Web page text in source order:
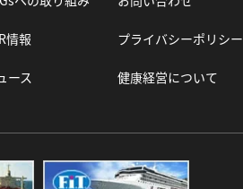
情報 プライバシーポリシー
ース 健康経営について